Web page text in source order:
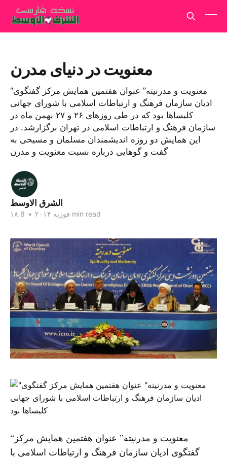
معنویت در دنیای مدرن
“معنویت و مدرنیته” عنوان هفتمین همایش مرکز گفتگوی
ادیان سازمان فرهنگ و ارتباطات اسلامی با شورای جهانی
کلیساها بود که در طی روزهای ۲۶ و ۲۷ بهمن ماه در
سازمان فرهنگ و ارتباطات اسلامی در تهران برگزارشد. در
این همایش دو روزه اندیشمندان مسلمان و مسیحی به
گفت و گوهایی درباره نسبت معنویت و مدرن
الشرق الاوسط
۱۸ فوریه ۲۰۱۴ • 8 min read
“معنویت و مدرنیته” عنوان هفتمین همایش مرکز
گفتگوی ادیان سازمان فرهنگ و ارتباطات اسلامی با